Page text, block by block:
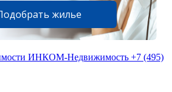
жилье
+7 (495)